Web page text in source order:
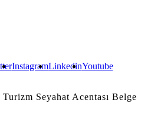
InstagramLinkedinYoutube
Seyahat Acentası Belge